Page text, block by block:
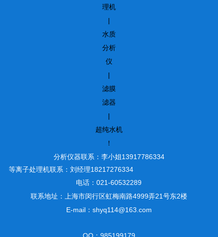
理机
|
水质
分析
仪
|
滤膜
滤器
|
超纯水机
！
分析仪器联系：李小姐13917786334
等离子处理机联系：刘经理18217276334
电话：021-60532289
联系地址：上海市闵行区虹梅南路4999弄21号东2楼
E-mail：shyq114@163.com